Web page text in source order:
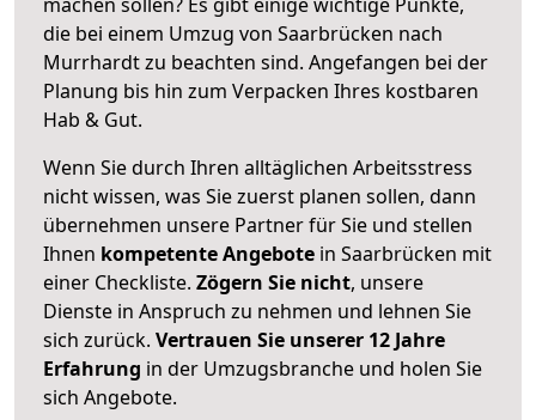
die bei einem Umzug von Saarbrücken nach
Murrhardt zu beachten sind. Angefangen bei der
Planung bis hin zum Verpacken Ihres kostbaren
Hab & Gut.
Wenn Sie durch Ihren alltäglichen Arbeitsstress
nicht wissen, was Sie zuerst planen sollen, dann
übernehmen unsere Partner für Sie und stellen
Ihnen kompetente Angebote in Saarbrücken mit
einer Checkliste. Zögern Sie nicht, unsere
Dienste in Anspruch zu nehmen und lehnen Sie
sich zurück. Vertrauen Sie unserer 12 Jahre
Erfahrung in der Umzugsbranche und holen Sie
sich Angebote.